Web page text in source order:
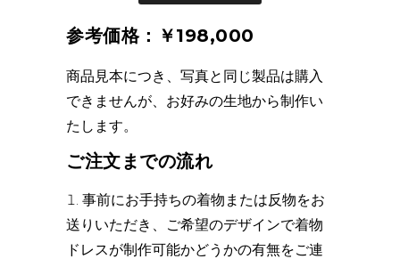
参考価格：￥198,000
商品見本につき、写真と同じ製品は購入
できませんが、お好みの生地から制作い
たします。
ご注文までの流れ
事前にお手持ちの着物または反物をお
送りいただき、ご希望のデザインで着物
ドレスが制作可能かどうかの有無をご連